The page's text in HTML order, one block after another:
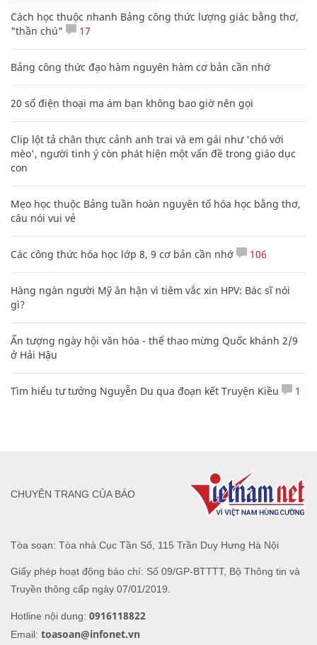
Cách học thuộc nhanh Bảng công thức lượng giác bằng thơ,
"thần chú"
17
Bảng công thức đạo hàm nguyên hàm cơ bản cần nhớ
20 số điện thoại ma ám bạn không bao giờ nên gọi
Clip lột tả chân thực cảnh anh trai và em gái như 'chó với
mèo', người tinh ý còn phát hiện một vấn đề trong giáo dục
con
Mẹo học thuộc Bảng tuần hoàn nguyên tố hóa học bằng thơ,
câu nói vui vẻ
Các công thức hóa học lớp 8, 9 cơ bản cần nhớ 106
Hàng ngàn người Mỹ ân hận vì tiêm vắc xin HPV: Bác sĩ nói
gì?
Ấn tượng ngày hội văn hóa - thể thao mừng Quốc khánh 2/9
ở Hải Hậu
Tìm hiểu tư tưởng Nguyễn Du qua đoạn kết Truyện Kiều 1
Tòa soạn: Tòa nhà Cục Tần Số, 115 Trần Duy Hưng Hà Nội
Giấy phép hoạt động báo chí: Số 09/GP-BTTTT, Bộ Thông tin và
Truyền thông cấp ngày 07/01/2019.
Hotline nội dung: 0916118822
Email: toasoan@infonet.vn
CHUYÊN TRANG CỦA BÁO